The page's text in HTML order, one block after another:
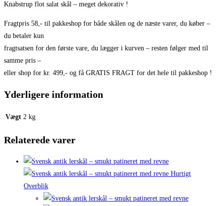
Knabstrup flot salat skål – meget dekorativ !
Fragtpris 58,- til pakkeshop for både skålen og de næste varer, du køber –
du betaler kun
fragtsatsen for den første vare, du lægger i kurven – resten følger med til
samme pris –
eller shop for kr. 499,- og få GRATIS FRAGT for det hele til pakkeshop !
Yderligere information
Vægt 2 kg
Relaterede varer
Hurtigt
Overblik